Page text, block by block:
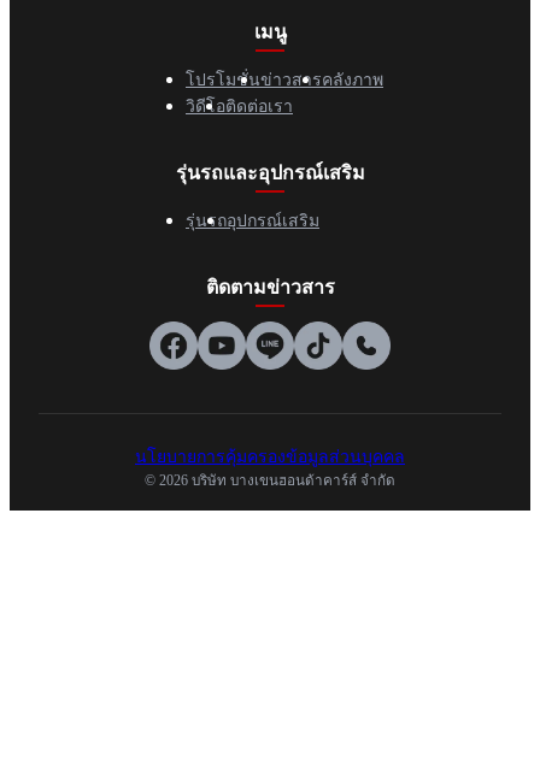
เมนู
โปรโมชั่นข่าวสารคลังภาพ
วิดีโอติดต่อเรา
รุ่นรถและอุปกรณ์เสริม
รุ่นรถอุปกรณ์เสริม
ติดตามข่าวสาร
นโยบายการคุ้มครองข้อมูลส่วนบุคคล
© 2026 บริษัท บางเขนฮอนด้าคาร์ส์ จำกัด